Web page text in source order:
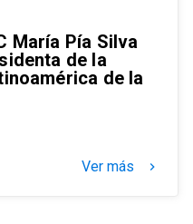
María Pía Silva
de la
de la
Ver más keyboard_arrow_right